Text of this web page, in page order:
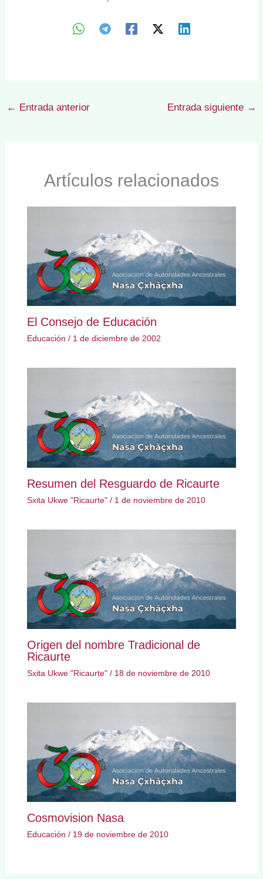
← Entrada anterior Entrada siguiente →
Artículos relacionados
El Consejo de Educación
Educación / 1 de diciembre de 2002
Resumen del Resguardo de Ricaurte
Sxita Ukwe "Ricaurte"/ 1 de noviembre de 2010
Origen del nombre Tradicional de
Ricaurte
Sxita Ukwe "Ricaurte"/ 18 de noviembre de 2010
Cosmovision Nasa
Educación / 19 de noviembre de 2010